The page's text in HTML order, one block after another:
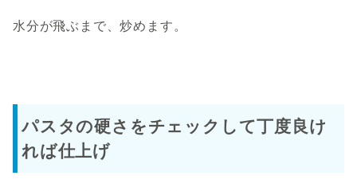
水分が飛ぶまで、炒めます。
パスタの硬さをチェックして丁度良け
れば仕上げ